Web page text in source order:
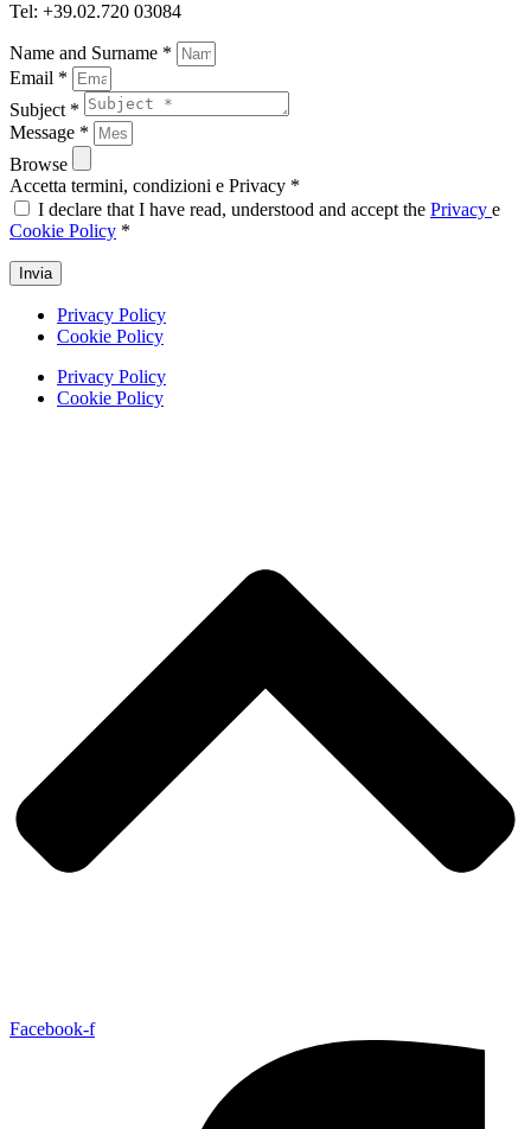
Tel: +39.02.720 03084
Name and Surname *
Email *
Subject *
Message *
Browse
Accetta termini, condizioni e Privacy *
I declare that I have read, understood and accept the Privacy e
Cookie Policy *
Invia
Privacy Policy
Cookie Policy
Privacy Policy
Cookie Policy
Facebook-f